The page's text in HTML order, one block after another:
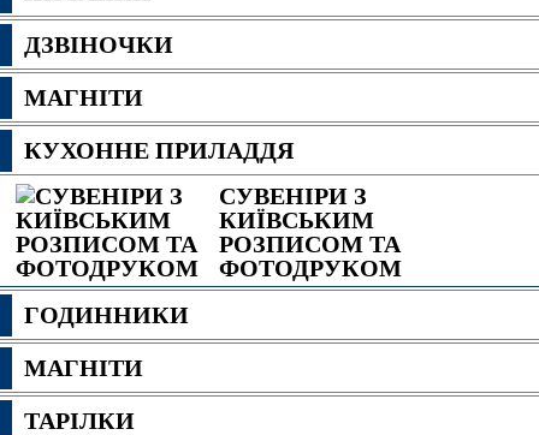
ДЗВІНОЧКИ
МАГНІТИ
КУХОННЕ ПРИЛАДДЯ
СУВЕНІРИ З
КИЇВСЬКИМ
РОЗПИСОМ ТА
ФОТОДРУКОМ
ГОДИННИКИ
МАГНІТИ
ТАРІЛКИ